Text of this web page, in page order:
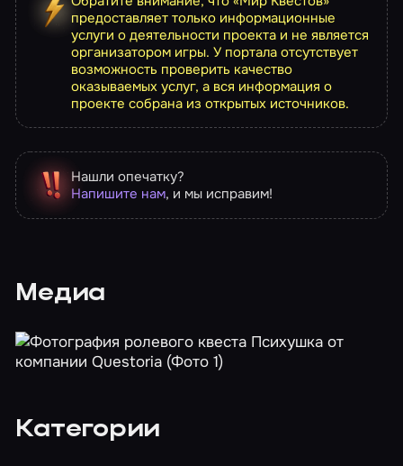
предоставляет только информационные
услуги о деятельности проекта и не является
организатором игры. У портала отсутствует
возможность проверить качество
оказываемых услуг, а вся информация о
проекте собрана из открытых источников.
Нашли опечатку?
Напишите нам, и мы исправим!
Медиа
Категории